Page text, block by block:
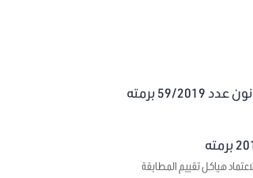
برمته
هياكل تقييم المطابقة